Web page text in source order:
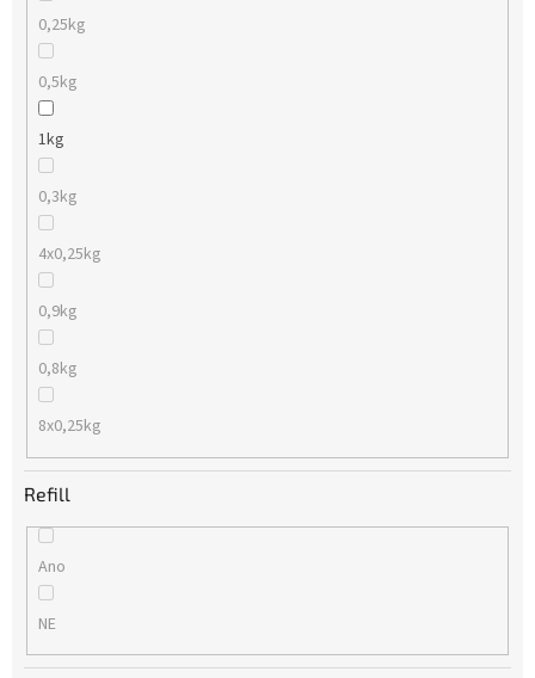
0,25kg
0,5kg
1kg
0,3kg
4x0,25kg
0,9kg
0,8kg
8x0,25kg
Refill
Ano
NE